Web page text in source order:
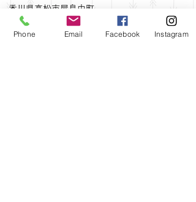
香川県高松市屋島中町
駐車場あり
​（詳細はお申込み後にご連絡します。レグザ
Phone Email Facebook Instagram